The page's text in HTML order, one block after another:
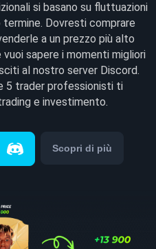
si basano su fluttuazioni
Dovresti comprare
a un prezzo più alto
sapere i momenti migliori
al nostro server Discord.
5 trader professionisti ti
e investimento.
Scopri di più